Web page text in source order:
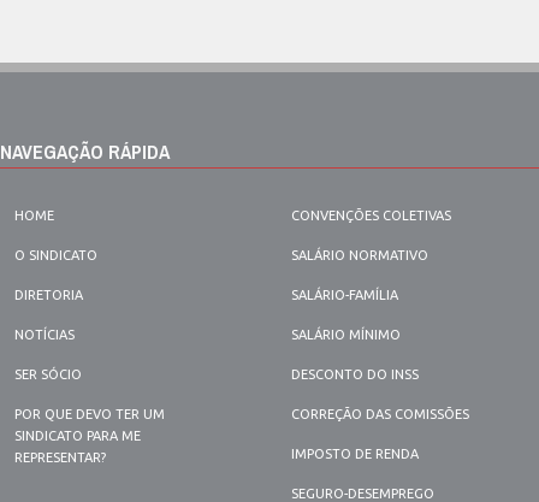
NAVEGAÇÃO RÁPIDA
HOME
O SINDICATO
DIRETORIA
NOTÍCIAS
SER SÓCIO
POR QUE DEVO TER UM
SINDICATO PARA ME
REPRESENTAR?
CONVENÇÕES COLETIVAS
SALÁRIO NORMATIVO
SALÁRIO-FAMÍLIA
SALÁRIO MÍNIMO
DESCONTO DO INSS
CORREÇÃO DAS COMISSÕES
IMPOSTO DE RENDA
SEGURO-DESEMPREGO